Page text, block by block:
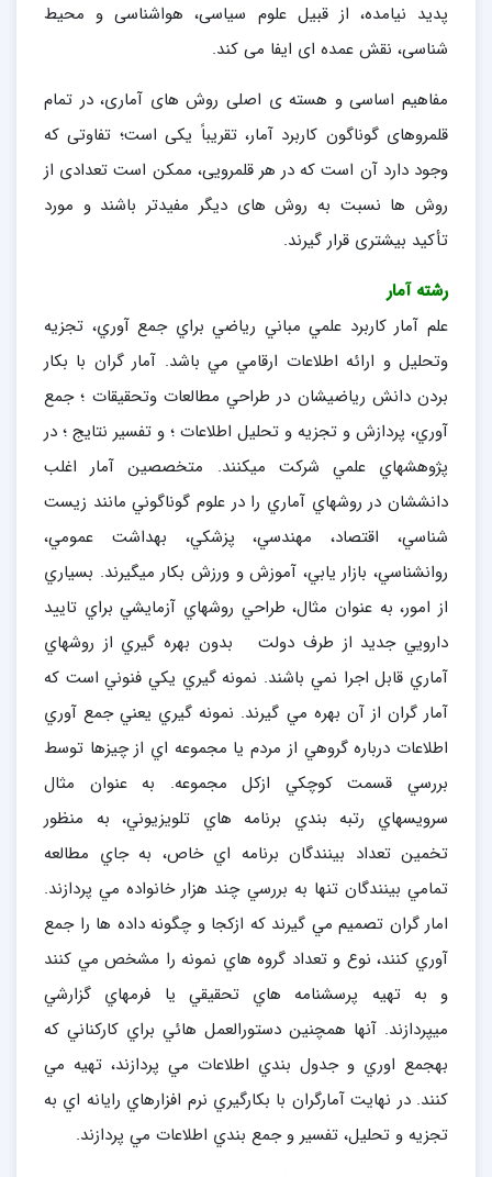
پدید نیامده، از قبیل علوم سیاسی، هواشناسی و محیط
شناسی، نقش عمده ای ایفا می کند.
مفاهیم اساسی و هسته ی اصلی روش های آماری، در تمام
قلمروهای گوناگون کاربرد آمار، تقریباً یکی است؛ تفاوتی که
وجود دارد آن است که در هر قلمرویی، ممکن است تعدادی از
روش ها نسبت به روش های دیگر مفیدتر باشند و مورد
تأکید بیشتری قرار گیرند.
رشته آمار
علم آمار کاربرد علمي مباني رياضي براي جمع آوري، تجزيه
وتحليل و ارائه اطلاعات ارقامي مي باشد. آمار گران با بکار
بردن دانش رياضيشان در طراحي مطالعات وتحقيقات ؛ جمع
آوري، پردازش و تجزيه و تحليل اطلاعات ؛ و تفسير نتايج ؛ در
پژوهشهاي علمي شرکت ميکنند. متخصصين آمار اغلب
دانششان در روشهاي آماري را در علوم گوناگوني مانند زيست
شناسي، اقتصاد، مهندسي، پزشکي، بهداشت عمومي،
روانشناسي، بازار يابي، آموزش و ورزش بکار ميگيرند. بسياري
از امور، به عنوان مثال، طراحي روشهاي آزمايشي براي تاييد
دارويي جديد از طرف دولت بدون بهره گيري از روشهاي
آماري قابل اجرا نمي باشند. نمونه گيري يکي فنوني است که
آمار گران از آن بهره مي گيرند. نمونه گيري يعني جمع آوري
اطلاعات درباره گروهي از مردم يا مجموعه اي از چيزها توسط
بررسي قسمت کوچکي ازکل مجموعه. به عنوان مثال
سرويسهاي رتبه بندي برنامه هاي تلويزيوني، به منظور
تخمين تعداد بينندگان برنامه اي خاص، به جاي مطالعه
تمامي بينندگان تنها به بررسي چند هزار خانواده مي پردازند.
امار گران تصميم مي گيرند که ازکجا و چگونه داده ها را جمع
آوري کنند، نوع و تعداد گروه هاي نمونه را مشخص مي کنند
و به تهيه پرسشنامه هاي تحقيقي يا فرمهاي گزارشي
ميپردازند. آنها همچنين دستورالعمل هائي براي کارکناني که
بهجمع اوري و جدول بندي اطلاعات مي پردازند، تهيه مي
کنند. در نهايت آمارگران با بکارگيري نرم افزارهاي رايانه اي به
تجزيه و تحليل، تفسير و جمع بندي اطلاعات مي پردازند.